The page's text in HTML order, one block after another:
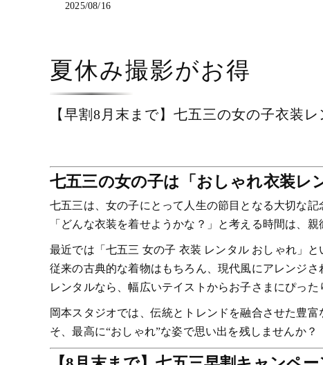
2025/08/16
【早割8月末まで】七五三の女の子衣装レ
夏休み撮影がお得
七五三の女の子は「おしゃれ衣装レ
七五三は、女の子にとって人生の節目となる大切な記
「どんな衣装を着せようかな？」と考える時間は、
最近では「七五三 女の子 衣装 レンタル おしゃれ」
従来の古典的な着物はもちろん、現代風にアレンジ
レンタルなら、幅広いテイストからお子さまにぴった
岡本スタジオでは、伝統とトレンドを融合させた豊
そ、最高に“おしゃれ”な姿で思い出を残しませんか？